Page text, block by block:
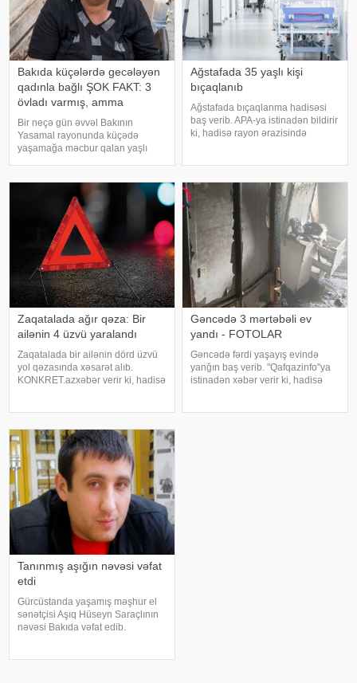
Bakıda küçələrdə gecələyən
qadınla bağlı ŞOK FAKT: 3
övladı varmış, amma
Bir neçə gün əvvəl Bakının
Yasamal rayonunda küçədə
yaşamağa məcbur qalan yaşlı
doğurmuşdu. Günlərdir küçədə
gecələyən, çıxılmaz vəziyyətdə
qalan qadının görüntüləri
cəmiyyətd
Ağstafada 35 yaşlı kişi
bıçaqlanıb
Ağstafada bıçaqlanma hadisəsi
baş verib. APA-ya istinadən bildirir
ki, hadisə rayon ərazisində
xəsarəti ilə xəstəxanaya çatdırılıb
Zaqatalada ağır qəza: Bir
ailənin 4 üzvü yaralandı
Zaqatalada bir ailənin dörd üzvü
yol qəzasında xəsarət alıb.
KONKRET.azxəbər verir ki, hadisə
idarəetmədən çıxaraq aşıb. Qəza
zaman
Gəncədə 3 mərtəbəli ev
yandı - FOTOLAR
Gəncədə fərdi yaşayış evində
yanğın baş verib. "Qafqazinfo"ya
istinadən xəbər verir ki, hadisə
Tanınmış aşığın nəvəsi vəfat
etdi
Gürcüstanda yaşamış məşhur el
sənətçisi Aşıq Hüseyn Saraçlının
nəvəsi Bakıda vəfat edib.